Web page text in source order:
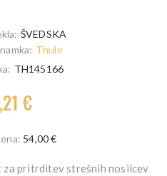
ŠVEDSKA
Thule
TH145166
€
54,00 €
pritrditev strešnih nosilcev